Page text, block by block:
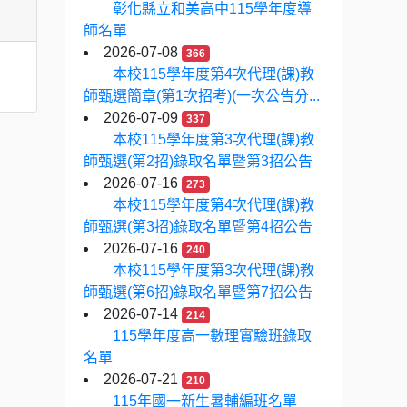
彰化縣立和美高中115學年度導
師名單
2026-07-08
366
本校115學年度第4次代理(課)教
師甄選簡章(第1次招考)(一次公告分...
2026-07-09
337
本校115學年度第3次代理(課)教
師甄選(第2招)錄取名單暨第3招公告
2026-07-16
273
本校115學年度第4次代理(課)教
師甄選(第3招)錄取名單暨第4招公告
2026-07-16
240
本校115學年度第3次代理(課)教
師甄選(第6招)錄取名單暨第7招公告
2026-07-14
214
115學年度高一數理實驗班錄取
名單
2026-07-21
210
115年國一新生暑輔編班名單